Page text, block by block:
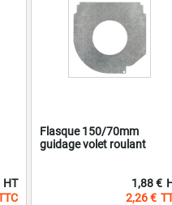
Flasque 150/70mm
guidage volet roulant
2,26 €
1,88 €